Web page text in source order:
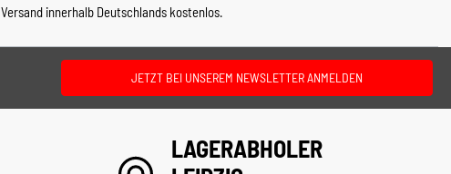
Versand innerhalb Deutschlands kostenlos.
JETZT BEI UNSEREM NEWSLETTER ANMELDEN
LAGERABHOLER